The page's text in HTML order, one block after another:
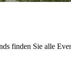
finden Sie alle